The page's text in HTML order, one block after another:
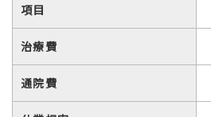
項目
治療費
通院費